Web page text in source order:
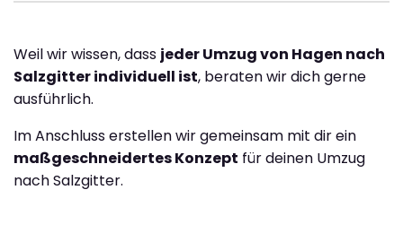
Weil wir wissen, dass jeder Umzug von Hagen nach
Salzgitter individuell ist, beraten wir dich gerne
ausführlich.
Im Anschluss erstellen wir gemeinsam mit dir ein
maßgeschneidertes Konzept für deinen Umzug
nach Salzgitter.